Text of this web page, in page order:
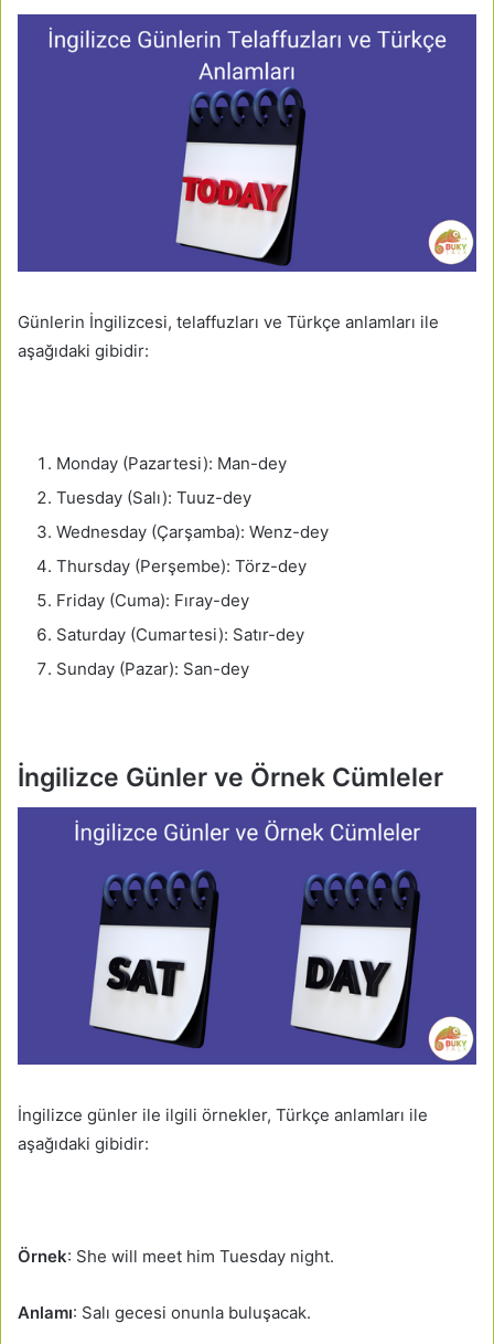
Günlerin İngilizcesi, telaffuzları ve Türkçe anlamları ile
aşağıdaki gibidir:
Monday (Pazartesi): Man-dey
Tuesday (Salı): Tuuz-dey
Wednesday (Çarşamba): Wenz-dey
Thursday (Perşembe): Törz-dey
Friday (Cuma): Fıray-dey
Saturday (Cumartesi): Satır-dey
Sunday (Pazar): San-dey
İngilizce Günler ve Örnek Cümleler
İngilizce günler ile ilgili örnekler, Türkçe anlamları ile
aşağıdaki gibidir:
Örnek: She will meet him Tuesday night.
Anlamı: Salı gecesi onunla buluşacak.